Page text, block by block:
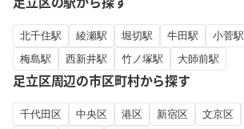
北千住駅 綾瀬駅 堀切駅 牛田駅 小菅駅
梅島駅
西新井駅 竹ノ塚駅 大師前駅
足立区周辺の市区町村から探す
千代田区 中央区 港区 新宿区 文京区